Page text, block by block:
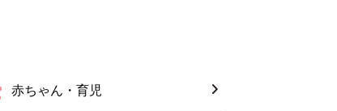
赤ちゃん・育児